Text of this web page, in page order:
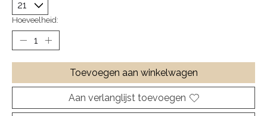
Hoeveelheid:
Toevoegen aan winkelwagen
Aan verlanglijst toevoegen